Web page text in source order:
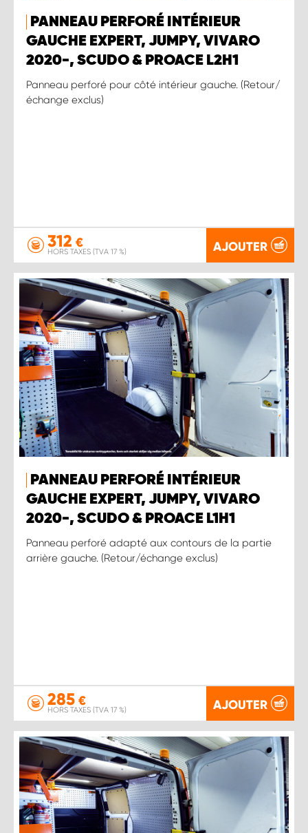
PANNEAU PERFORÉ INTÉRIEUR
GAUCHE EXPERT, JUMPY, VIVARO
2020-, SCUDO & PROACE L2H1
Panneau perforé pour côté intérieur gauche. (Retour/
échange exclus)
312 €
HORS TAXES (TVA 17 %) AJOUTER
PANNEAU PERFORÉ INTÉRIEUR
GAUCHE EXPERT, JUMPY, VIVARO
2020-, SCUDO & PROACE L1H1
Panneau perforé adapté aux contours de la partie
arrière gauche. (Retour/échange exclus)
285 €
HORS TAXES (TVA 17 %) AJOUTER